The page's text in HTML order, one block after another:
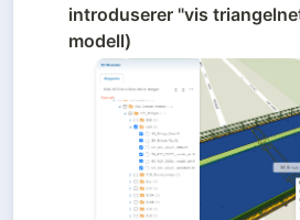
introduserer "vis
modell)